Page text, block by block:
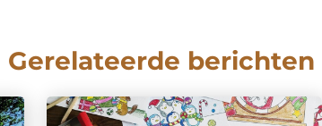
Gerelateerde berichten